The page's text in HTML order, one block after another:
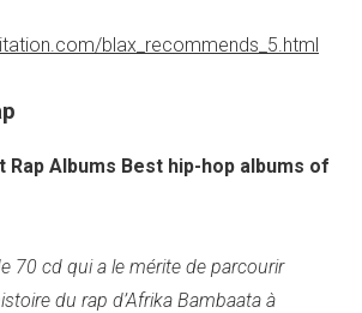
blax_recommends_5.html
Rap Albums Best hip-hop albums of
70 cd qui a le mérite de parcourir
du rap d’Afrika Bambaata à